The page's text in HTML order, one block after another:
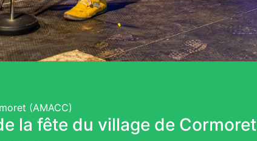
(AMACC)
la fête du village de Cormoret